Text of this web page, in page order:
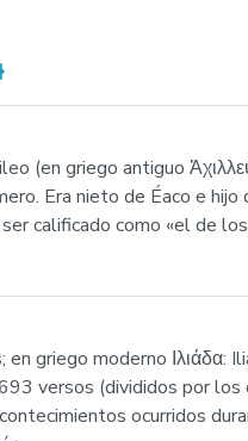
(en griego antiguo
Era nieto de Éaco e
calificado como «el de
en griego moderno
versos (divididos por
ocurridos